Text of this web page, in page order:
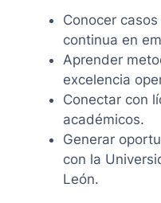
Conocer
continua en
Aprender
excelencia
Conectar con
académicos.
Generar
con la
León.